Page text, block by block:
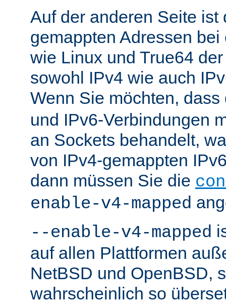
Auf der anderen Seite ist
gemappten Adressen
wie Linux und True64
sowohl IPv4 wie auch
Wenn Sie möchten,
und IPv6-Verbindungen
an Sockets behandelt,
von IPv4-gemappten
dann müssen Sie die
enable-v4-mapped
--enable-v4-mapped
auf allen Plattformen
NetBSD und OpenBSD,
wahrscheinlich so